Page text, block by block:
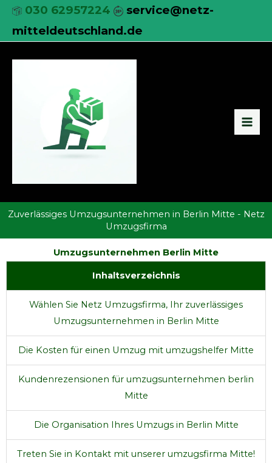
Zum
Inhalt
springen
030 62957224
service@netz-
mitteldeutschland.de
Zuverlässiges Umzugsunternehmen in Berlin Mitte - Netz
Umzugsfirma
Umzugsunternehmen Berlin Mitte
Inhaltsverzeichnis
Wählen Sie Netz Umzugsfirma, Ihr zuverlässiges
Umzugsunternehmen in Berlin Mitte
Die Kosten für einen Umzug mit umzugshelfer Mitte
Kundenrezensionen für umzugsunternehmen berlin
Mitte
Die Organisation Ihres Umzugs in Berlin Mitte
Treten Sie in Kontakt mit unserer umzugsfirma Mitte!